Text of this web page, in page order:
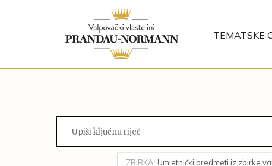
TEMATSKE
ZBIRKA: Umjetnički predmeti iz zbirke